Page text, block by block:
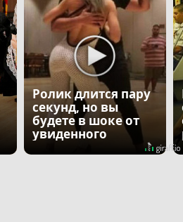
Ролик длится пару
секунд, но вы
будете в шоке от
увиденного